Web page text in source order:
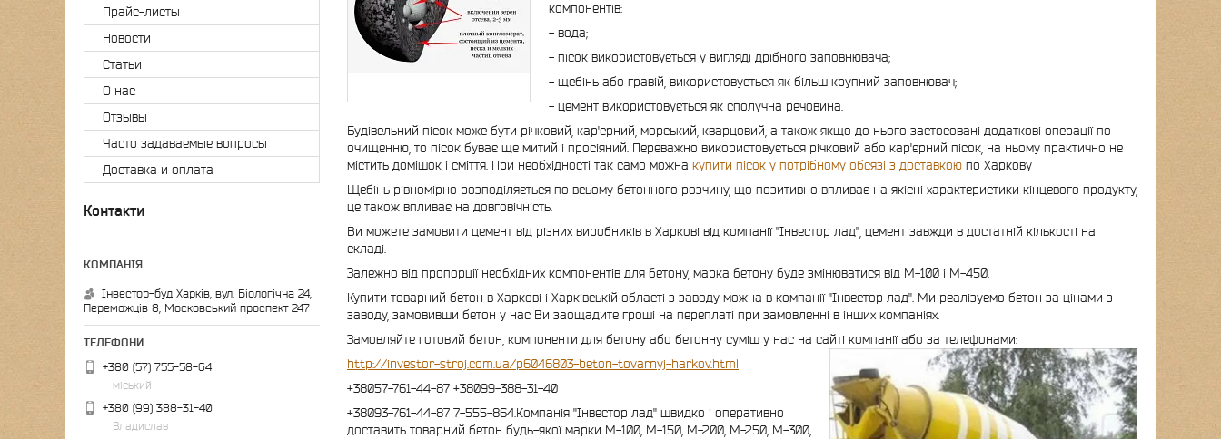
компонентів:
- вода;
- пісок використовується у вигляді дрібного заповнювача;
- щебінь або гравій, використовується як більш крупний заповнювач;
- цемент використовується як сполучна речовина.
Будівельний пісок може бути річковий, кар'єрний, морський, кварцовий, а також якщо до нього застосовані додаткові операції по
очищенню, то пісок буває ще митий і просіяний. Переважно використовується річковий або кар'єрний пісок, на ньому практично не
містить домішок і сміття. При необхідності так само можна купити пісок у потрібному обсязі з доставкою по Харкову
Щебінь рівномірно розподіляється по всьому бетонного розчину, що позитивно впливає на якісні характеристики кінцевого продукту,
це також впливає на довговічність.
Ви можете замовити цемент від різних виробників в Харкові від компанії "Інвестор лад", цемент завжди в достатній кількості на
складі.
Залежно від пропорції необхідних компонентів для бетону, марка бетону буде змінюватися від М-100 і М-450.
Купити товарний бетон в Харкові і Харківській області з заводу можна в компанії "Інвестор лад". Ми реалізуємо бетон за цінами з
заводу, замовивши бетон у нас Ви заощадите гроші на переплаті при замовленні в інших компаніях.
Замовляйте готовий бетон, компоненти для бетону або бетонну суміш у нас на сайті компанії або за телефонами:
http://investor-stroj.com.ua/p6046803-beton-tovarnyj-harkov.html
+38057-761-44-87 +38099-388-31-40
+38093-761-44-87 7-555-864.Компанія "Інвестор лад" швидко і оперативно
доставить товарний бетон будь-якої марки М-100, М-150, М-200, М-250, М-300,
Прайс-листы
Новости
Статьи
О нас
Отзывы
Часто задаваемые вопросы
Доставка и оплата
Контакти
Інвестор-буд Харків, вул. Біологічна 24,
Переможців 8, Московський проспект 247
+380 (57) 755-58-64
міський
+380 (99) 388-31-40
Владислав